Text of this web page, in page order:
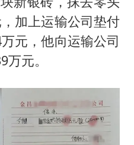
加上运输公司垫付
元，他向运输公司
元。